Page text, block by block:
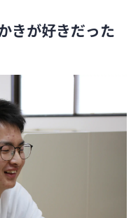
きが好きだった